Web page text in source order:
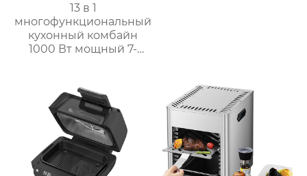
13 в 1
многофункциональный
кухонный комбайн
1000 Вт мощный 7-
многофункциональный
кухонный комбайн